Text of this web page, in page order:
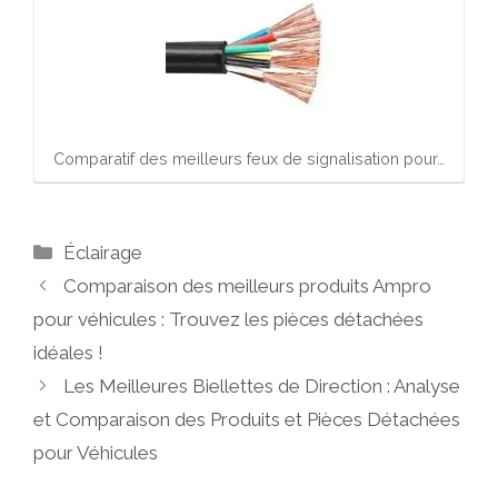
Comparatif des meilleurs feux de signalisation pour…
Catégories
Éclairage
Comparaison des meilleurs produits Ampro
pour véhicules : Trouvez les pièces détachées
idéales !
Les Meilleures Biellettes de Direction : Analyse
et Comparaison des Produits et Pièces Détachées
pour Véhicules